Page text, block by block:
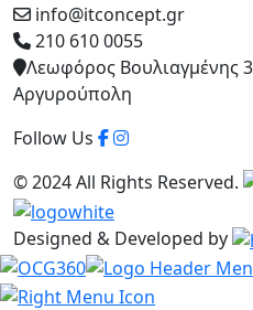
info@itconcept.gr
210 610 0055
Λεωφόρος Βουλιαγμένης
Αργυρούπολη
Follow Us
© 2024 All Rights Reserved.
Designed & Developed by